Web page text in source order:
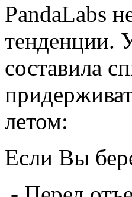
PandaLabs
тенденции.
составила
летом:
Если Вы